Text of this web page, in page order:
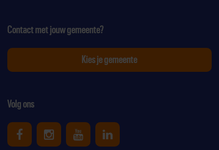
Volg ons
Uniek Sporten op Facebook
Uniek Sporten op Instagram
Uniek Sporten op Youtube
Uniek Sporten op
Contact met jouw gemeente?
Kies je gemeente